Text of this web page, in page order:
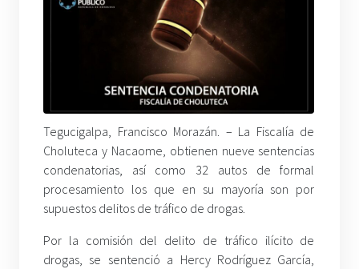
Tegucigalpa, Francisco Morazán. – La Fiscalía de
Choluteca y Nacaome, obtienen nueve sentencias
condenatorias, así como 32 autos de formal
procesamiento los que en su mayoría son por
supuestos delitos de tráfico de drogas.
Por la comisión del delito de tráfico ilícito de
drogas, se sentenció a Hercy Rodríguez García,